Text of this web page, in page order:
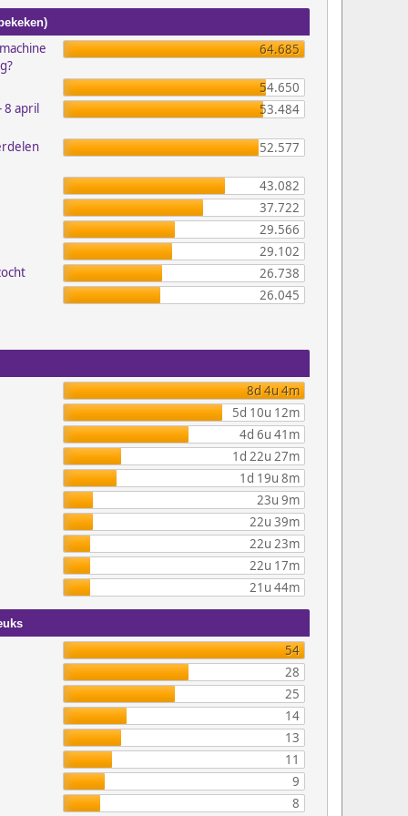
64.685
54.650
8 april
53.484
52.577
43.082
37.722
29.566
29.102
26.738
26.045
8d 4u 4m
5d 10u 12m
4d 6u 41m
1d 22u 27m
1d 19u 8m
23u 9m
22u 39m
22u 23m
22u 17m
21u 44m
54
28
25
14
13
11
9
8